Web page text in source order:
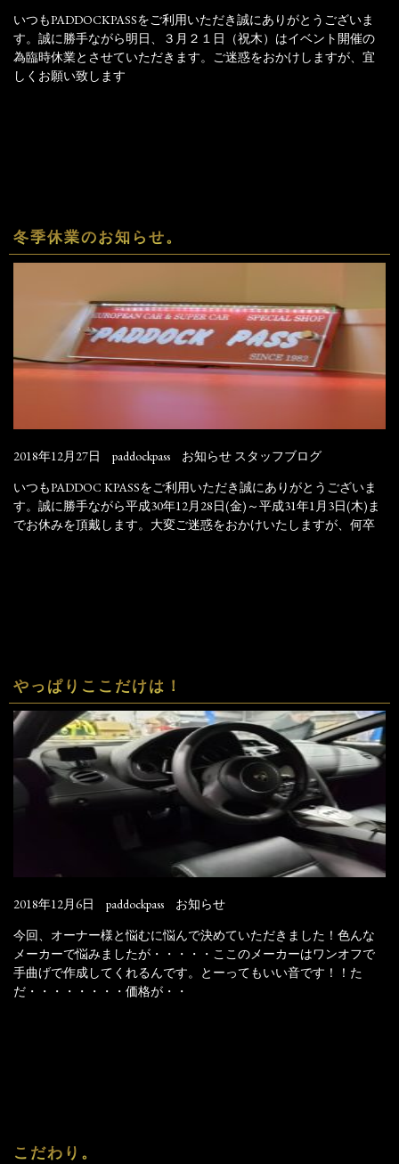
いつもPADDOCKPASSをご利用いただき誠にありがとうございま
す。誠に勝手ながら明日、３月２１日（祝木）はイベント開催の
為臨時休業とさせていただきます。ご迷惑をおかけしますが、宜
しくお願い致します
冬季休業のお知らせ。
2018年12月27日 paddockpass お知らせ スタッフブログ
いつもPADDOC KPASSをご利用いただき誠にありがとうございま
す。誠に勝手ながら平成30年12月28日(金)～平成31年1月3日(木)ま
でお休みを頂戴します。大変ご迷惑をおかけいたしますが、何卒
やっぱりここだけは！
2018年12月6日 paddockpass
お知らせ
今回、オーナー様と悩むに悩んで決めていただきました！色んな
メーカーで悩みましたが・・・・・ここのメーカーはワンオフで
手曲げで作成してくれるんです。とーってもいい音です！！た
だ・・・・・・・・価格が・・
こだわり。